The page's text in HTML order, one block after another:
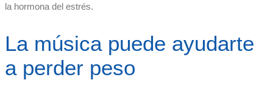
la hormona del estrés.
La música puede ayudarte
a perder peso